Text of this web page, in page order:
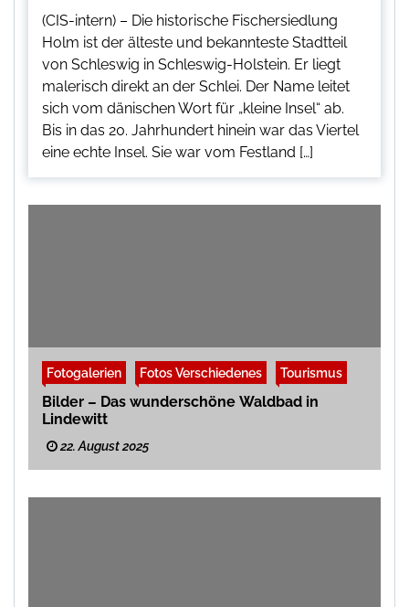
(CIS-intern) – Die historische Fischersiedlung
Holm ist der älteste und bekannteste Stadtteil
von Schleswig in Schleswig-Holstein. Er liegt
malerisch direkt an der Schlei. Der Name leitet
sich vom dänischen Wort für „kleine Insel“ ab.
Bis in das 20. Jahrhundert hinein war das Viertel
eine echte Insel. Sie war vom Festland […]
Fotogalerien Fotos Verschiedenes Tourismus
Bilder – Das wunderschöne Waldbad in
Lindewitt
22. August 2025